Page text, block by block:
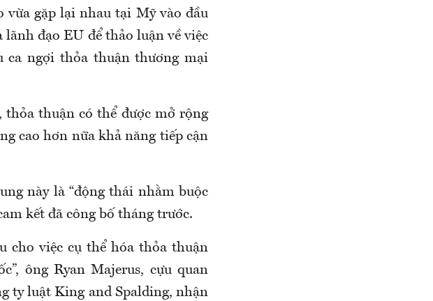
vừa gặp lại nhau tại Mỹ vào đầu
đạo EU để thảo luận về việc
ca ngợi thỏa thuận thương mại
thuận có thể được mở rộng
cao hơn nữa khả năng tiếp cận
này là “động thái nhằm buộc
kết đã công bố tháng trước.
cho việc cụ thể hóa thỏa thuận
ông Ryan Majerus, cựu quan
ty luật King and Spalding, nhận